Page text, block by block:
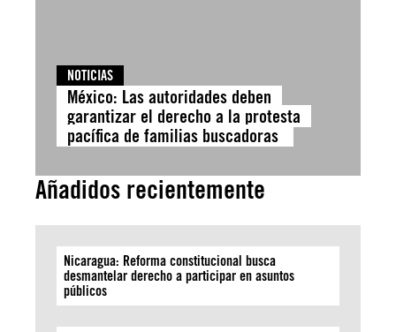
NOTICIAS
México: Las autoridades deben
garantizar el derecho a la protesta
pacífica de familias buscadoras
Añadidos recientemente
Nicaragua: Reforma constitucional busca
desmantelar derecho a participar en asuntos
públicos